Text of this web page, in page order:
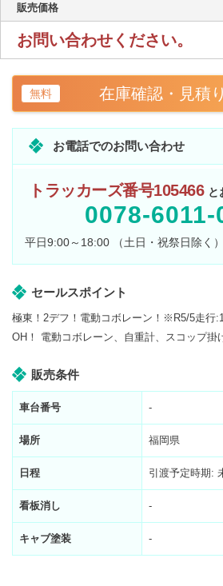
販売価格
お問い合わせください。
無料 在庫確認・見積
お電話でのお問い合わせ
トラッカーズ番号105466 と
0078-6011-
平日9:00～18:00 （土日・祝祭日除く）
セールスポイント
極東！2デフ！電動コボレーン！※R5/5走行
OH！ 電動コボレーン、自重計、スコップ掛
販売条件
車台番号 -
場所 福岡県
日程 引渡予定時期:
看板消し -
キャブ塗装 -